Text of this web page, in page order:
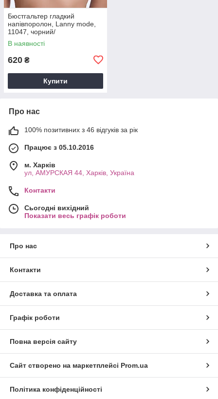
Бюстгальтер гладкий
напівпоролон, Lanny mode,
11047, чорний/
леопард,чашка E.
В наявності
620 ₴
Купити
Про нас
100% позитивних з 46 відгуків за рік
Працює з 05.10.2016
м. Харків
ул, АМУРСКАЯ 44, Харків, Україна
Контакти
Сьогодні вихідний
Показати весь графік роботи
Про нас
Контакти
Доставка та оплата
Графік роботи
Повна версія сайту
Сайт створено на маркетплейсі Prom.ua
Політика конфіденційності